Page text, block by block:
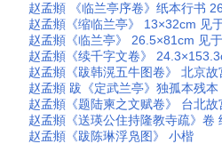
赵孟頫 《临兰亭序卷》纸本行书
赵孟頫《缩临兰亭》 13×32cm 见
赵孟頫《临兰亭》 26.5×81cm 见
赵孟頫《续千字文卷》
赵孟頫《跋韩滉五牛图卷》 北京
赵孟頫 跋《定武兰亭》独孤本残
赵孟頫《题陆柬之文赋卷》 台北
赵孟頫《送瑛公住持隆教寺疏》
赵孟頫《跋陈琳浮凫图》 小楷